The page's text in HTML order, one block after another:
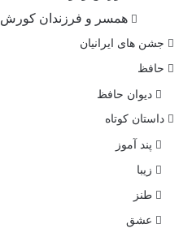
همسر و فرزندان کورش
جشن های ایرانیان
حافظ
دیوان حافظ
داستان کوتاه
پند آموز
زیبا
طنز
عشق